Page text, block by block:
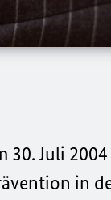
Juli 2004
in